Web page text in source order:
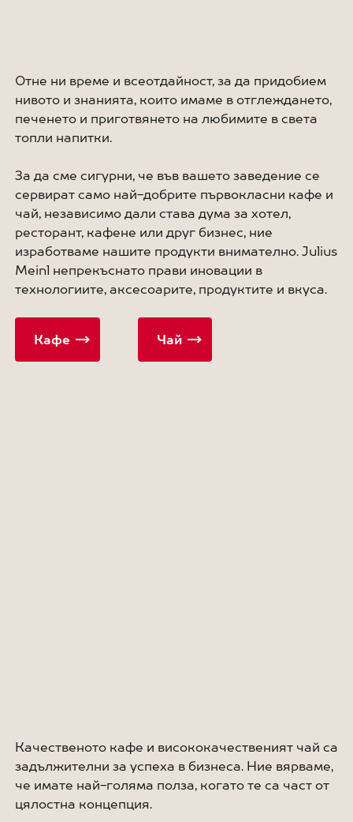
Отне ни време и всеотдайност, за да придобием
нивото и знанията, които имаме в отглеждането,
печенето и приготвянето на любимите в света
топли напитки.
За да сме сигурни, че във вашето заведение се
сервират само най-добрите първокласни кафе и
чай, независимо дали става дума за хотел,
ресторант, кафене или друг бизнес, ние
изработваме нашите продукти внимателно. Julius
Meinl непрекъснато прави иновации в
технологиите, аксесоарите, продуктите и вкуса.
Кафе Чай
Качественото кафе и висококачественият чай са
задължителни за успеха в бизнеса. Ние вярваме,
че имате най-голяма полза, когато те са част от
цялостна концепция.